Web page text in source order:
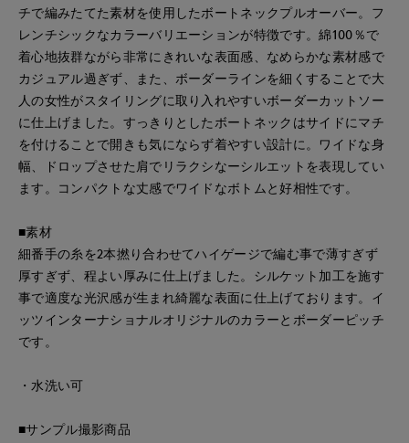
チで編みたてた素材を使用したボートネックプルオーバー。フ
レンチシックなカラーバリエーションが特徴です。綿100％で
着心地抜群ながら非常にきれいな表面感、なめらかな素材感で
カジュアル過ぎず、また、ボーダーラインを細くすることで大
人の女性がスタイリングに取り入れやすいボーダーカットソー
に仕上げました。すっきりとしたボートネックはサイドにマチ
を付けることで開きも気にならず着やすい設計に。ワイドな身
幅、ドロップさせた肩でリラクシなーシルエットを表現してい
ます。コンパクトな丈感でワイドなボトムと好相性です。
■素材
細番手の糸を2本撚り合わせてハイゲージで編む事で薄すぎず
厚すぎず、程よい厚みに仕上げました。シルケット加工を施す
事で適度な光沢感が生まれ綺麗な表面に仕上げております。イ
ッツインターナショナルオリジナルのカラーとボーダーピッチ
です。
・水洗い可
■サンプル撮影商品